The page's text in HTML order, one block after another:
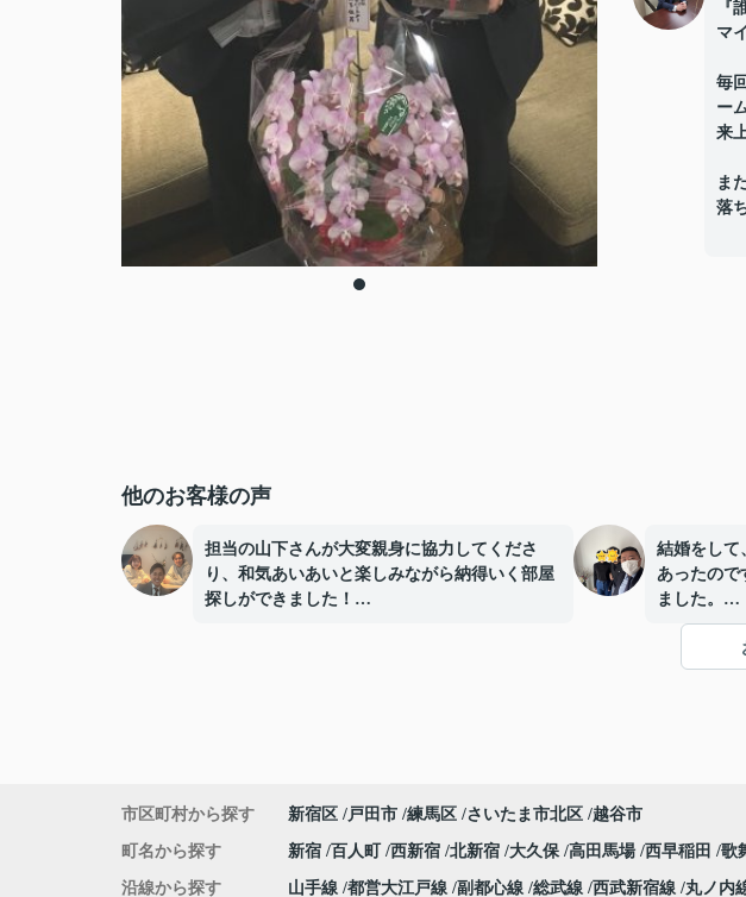
『
マ
毎
ー
来
ま
落
他のお客様の声
担当の山下さんが大変親身に協力してくださ
り、和気あいあいと楽しみながら納得いく部屋
探しができました！
結婚をして
あったので
ました。
そんな中
きること
た。
んだり、お
市区町村から探す 新宿区 戸田市 練馬区 さいたま市北区 越谷市
町名から探す 新宿 百人町 西新宿 北新宿 大久保 高田馬場 西早稲田 歌
沿線から探す 山手線 都営大江戸線 副都心線 総武線 西武新宿線 丸ノ内